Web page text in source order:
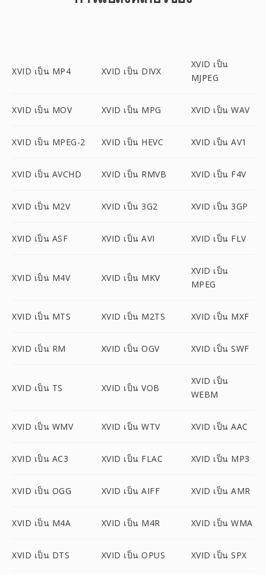
XVID เป็น MP4 XVID เป็น DIVX
XVID เป็น
MJPEG
XVID เป็น MOV XVID เป็น MPG XVID เป็น WAV
XVID เป็น MPEG-2 XVID เป็น HEVC XVID เป็น AV1
XVID เป็น AVCHD XVID เป็น RMVB XVID เป็น F4V
XVID เป็น M2V XVID เป็น 3G2 XVID เป็น 3GP
XVID เป็น ASF XVID เป็น AVI XVID เป็น FLV
XVID เป็น M4V XVID เป็น MKV
XVID เป็น
MPEG
XVID เป็น MTS XVID เป็น M2TS XVID เป็น MXF
XVID เป็น RM XVID เป็น OGV XVID เป็น SWF
XVID เป็น TS XVID เป็น VOB
XVID เป็น
WEBM
XVID เป็น WMV XVID เป็น WTV XVID เป็น AAC
XVID เป็น AC3 XVID เป็น FLAC XVID เป็น MP3
XVID เป็น OGG XVID เป็น AIFF XVID เป็น AMR
XVID เป็น M4A XVID เป็น M4R XVID เป็น WMA
XVID เป็น DTS XVID เป็น OPUS XVID เป็น SPX